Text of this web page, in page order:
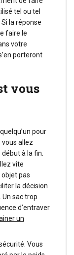
tel ou tel
la réponse
faire le
votre
porteront
vous
pour
allez
à la fin.
vite
objet pas
la décision
Un sac trop
d’entraver
un
Vous